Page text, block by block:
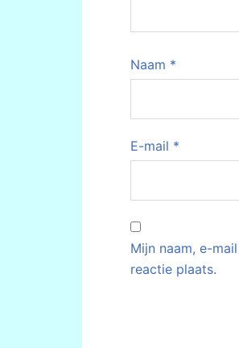
Naam *
E-mail *
Mijn naam, e-
reactie plaats.